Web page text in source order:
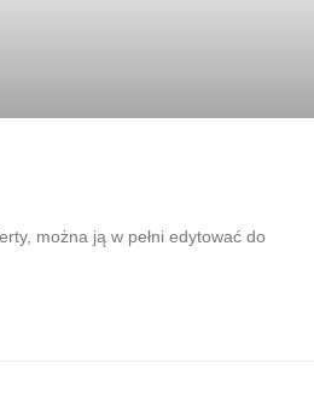
można ją w pełni edytować do